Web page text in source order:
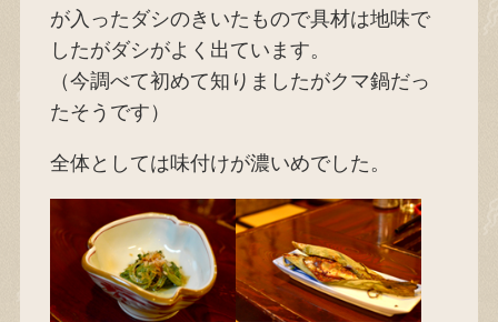
が入ったダシのきいたもので具材は地味で
したがダシがよく出ています。
（今調べて初めて知りましたがクマ鍋だっ
たそうです）
全体としては味付けが濃いめでした。